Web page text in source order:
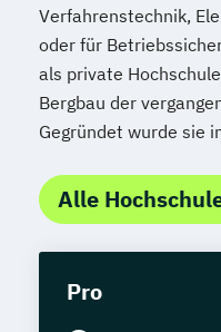
Verfahrenstechnik,
oder für
als private
Bergbau der
Gegründet wurde sie
Alle
Pro